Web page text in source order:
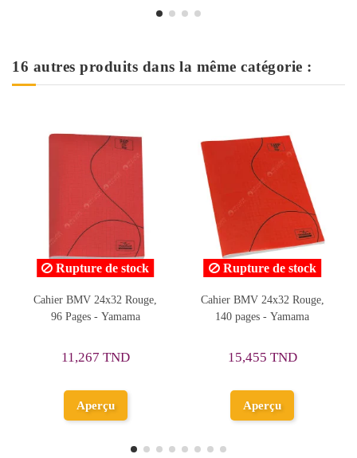
16 autres produits dans la même catégorie :
Rupture de stock
Cahier BMV 24x32 Rouge,
140 pages - Yamama
15,455 TND
Aperçu
Rupture de stock
Cahier Piqure 24/32 Disney,
192 Pages - Yamama
16,791 TND
Aperçu